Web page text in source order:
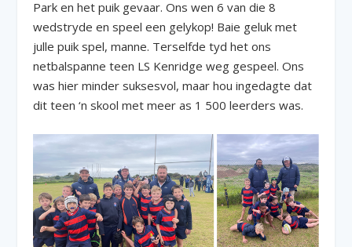
Park en het puik gevaar. Ons wen 6 van die 8
wedstryde en speel een gelykop! Baie geluk met
julle puik spel, manne. Terselfde tyd het ons
netbalspanne teen LS Kenridge weg gespeel. Ons
was hier minder suksesvol, maar hou ingedagte dat
dit teen ‘n skool met meer as 1 500 leerders was.